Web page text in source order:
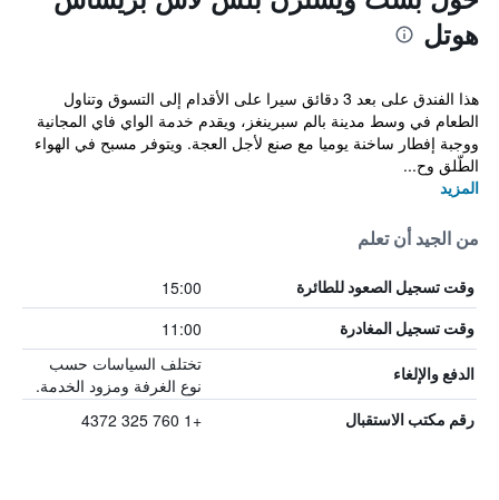
هوتل
هذا الفندق على بعد 3 دقائق سيرا على الأقدام إلى التسوق وتناول
الطعام في وسط مدينة بالم سبرينغز، ويقدم خدمة الواي فاي المجانية
ووجبة إفطار ساخنة يوميا مع صنع لأجل العجة. ويتوفر مسبح في الهواء
الطّلق وح...
المزيد
من الجيد أن تعلم
وقت تسجيل الصعود للطائرة 15:00
وقت تسجيل المغادرة 11:00
الدفع والإلغاء
تختلف السياسات حسب
نوع الغرفة ومزود الخدمة.
رقم مكتب الاستقبال +1 760 325 4372